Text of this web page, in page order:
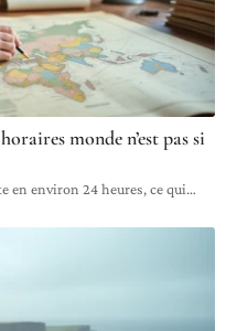
monde n’est pas si
en environ 24 heures, ce qui…